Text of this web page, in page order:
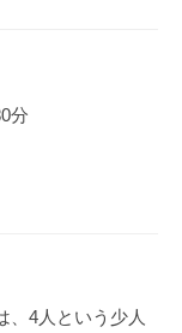
分
、4人という少人